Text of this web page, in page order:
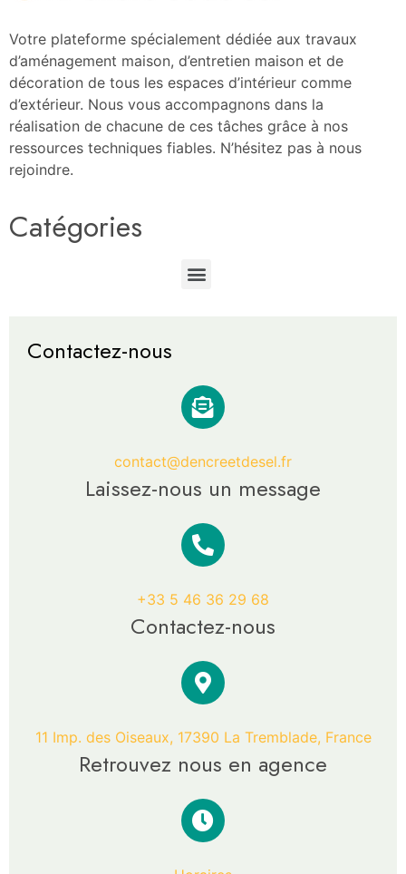
Votre plateforme spécialement dédiée aux travaux
d’aménagement maison, d’entretien maison et de
décoration de tous les espaces d’intérieur comme
d’extérieur. Nous vous accompagnons dans la
réalisation de chacune de ces tâches grâce à nos
ressources techniques fiables. N’hésitez pas à nous
rejoindre.
Catégories
Contactez-nous
contact@dencreetdesel.fr
Laissez-nous un message
+33 5 46 36 29 68
Contactez-nous
11 Imp. des Oiseaux, 17390 La Tremblade, France
Retrouvez nous en agence